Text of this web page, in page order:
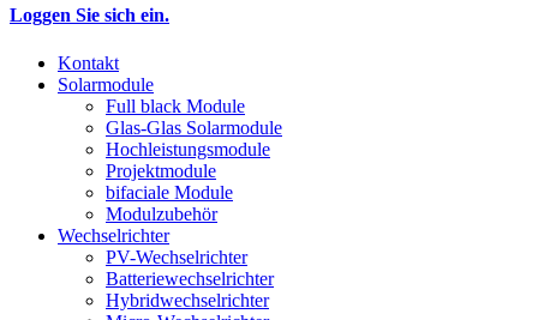
Loggen Sie sich ein.
Kontakt
Solarmodule
Full black Module
Glas-Glas Solarmodule
Hochleistungsmodule
Projektmodule
bifaciale Module
Modulzubehör
Wechselrichter
PV-Wechselrichter
Batteriewechselrichter
Hybridwechselrichter